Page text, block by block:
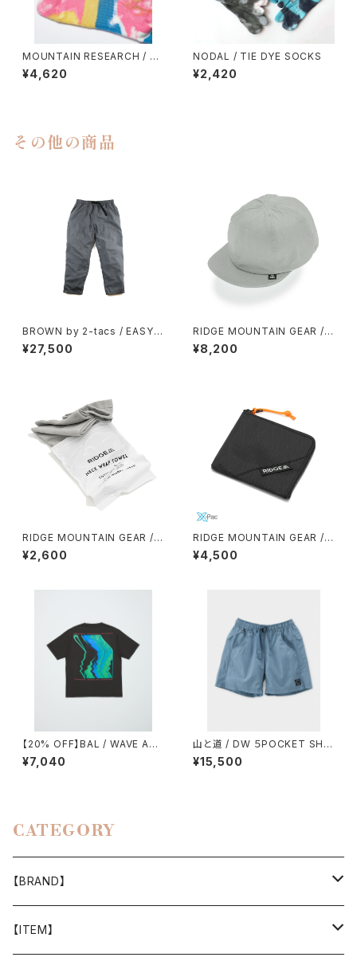
MOUNTAIN RESEARCH / TI
E DYE TABI
¥4,620
NODAL / TIE DYE SOCKS
¥2,420
その他の商品
BROWN by 2-tacs / EASY P
ANTS
¥27,500
RIDGE MOUNTAIN GEAR / B
ASIC CAP（NT）
¥8,200
RIDGE MOUNTAIN GEAR /
NECK WRAP TOWEL
¥2,600
RIDGE MOUNTAIN GEAR / R
-ZIP WALLET（X-PAC）
¥4,500
【20% OFF】BAL / WAVE AN
D CLOUDS2
¥7,040
山と道 / DW ５POCKET SHO
RTS（UNISEX）
¥15,500
CATEGORY
【BRAND】
山と道
【ITEM】